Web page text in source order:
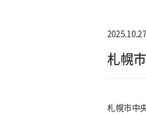
2025.10.27
札幌
札幌市中